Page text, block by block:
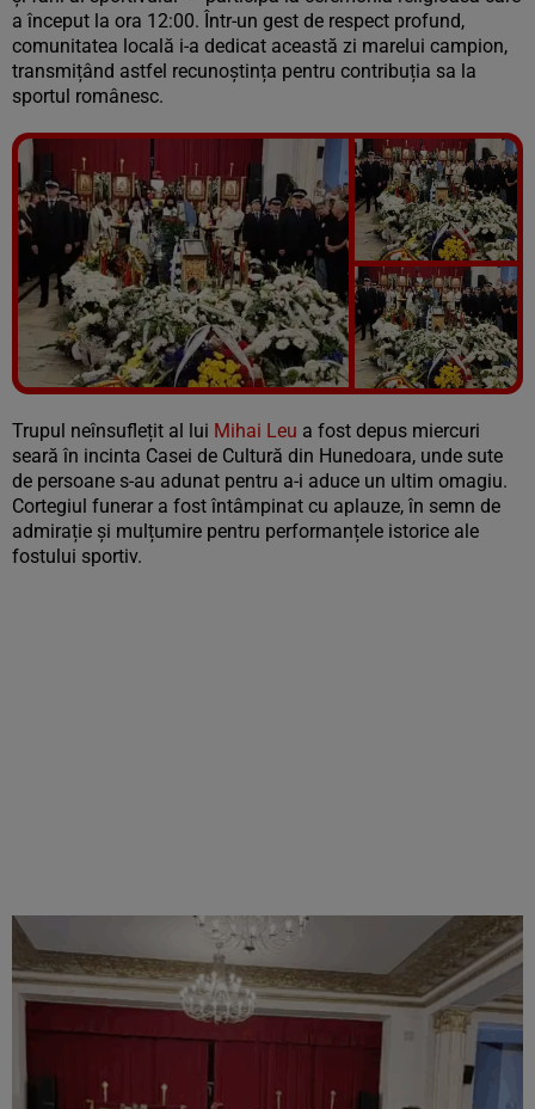
a început la ora 12:00. Într-un gest de respect profund,
comunitatea locală i-a dedicat această zi marelui campion,
transmițând astfel recunoștința pentru contribuția sa la
sportul românesc.
Vezi galeria foto
5 poze
Trupul neînsuflețit al lui Mihai Leu a fost depus miercuri
seară în incinta Casei de Cultură din Hunedoara, unde sute
de persoane s-au adunat pentru a-i aduce un ultim omagiu.
Cortegiul funerar a fost întâmpinat cu aplauze, în semn de
admirație și mulțumire pentru performanțele istorice ale
fostului sportiv.